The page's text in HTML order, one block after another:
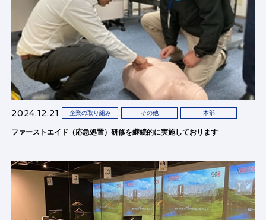
2024.12.21 企業の取り組み その他 本部
ファーストエイド（応急処置）研修を継続的に実施しております